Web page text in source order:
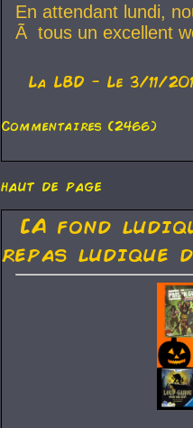
En attendant lundi,
Ã tous un excellent
La LBD - Le 3/11/
Commentaires (2466)
haut de page
[A fond
repas ludique